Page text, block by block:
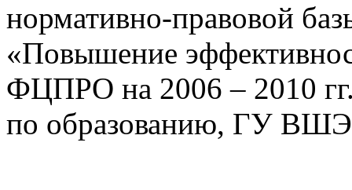
нормативно-правовой
«Повышение
ФЦПРО на 2006 – 2010
по образованию, ГУ